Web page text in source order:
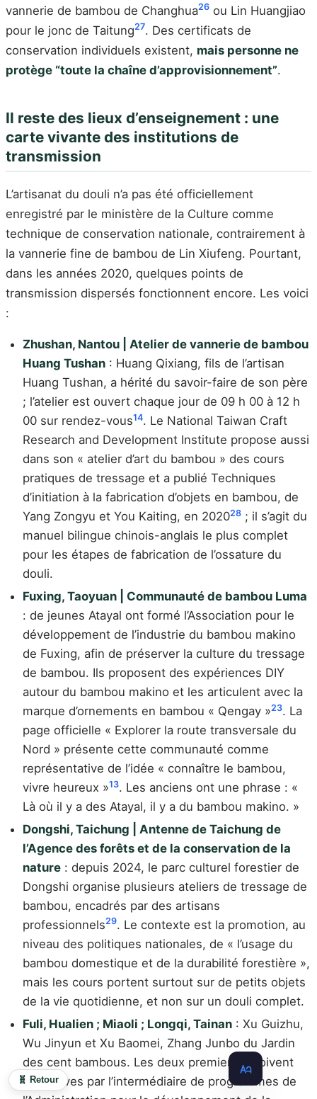
vannerie de bambou de Changhua26 ou Lin Huangjiao
pour le jonc de Taitung27. Des certificats de
conservation individuels existent, mais personne ne
protège “toute la chaîne d’approvisionnement”.
Il reste des lieux d’enseignement : une
carte vivante des institutions de
transmission
L’artisanat du douli n’a pas été officiellement
enregistré par le ministère de la Culture comme
technique de conservation nationale, contrairement à
la vannerie fine de bambou de Lin Xiufeng. Pourtant,
dans les années 2020, quelques points de
transmission dispersés fonctionnent encore. Les voici
:
Zhushan, Nantou | Atelier de vannerie de bambou
Huang Tushan : Huang Qixiang, fils de l’artisan
Huang Tushan, a hérité du savoir-faire de son père
; l’atelier est ouvert chaque jour de 09 h 00 à 12 h
00 sur rendez-vous14. Le National Taiwan Craft
Research and Development Institute propose aussi
dans son « atelier d’art du bambou » des cours
pratiques de tressage et a publié Techniques
d’initiation à la fabrication d’objets en bambou, de
Yang Zongyu et You Kaiting, en 202028 ; il s’agit du
manuel bilingue chinois-anglais le plus complet
pour les étapes de fabrication de l’ossature du
douli.
Fuxing, Taoyuan | Communauté de bambou Luma
: de jeunes Atayal ont formé l’Association pour le
développement de l’industrie du bambou makino
de Fuxing, afin de préserver la culture du tressage
de bambou. Ils proposent des expériences DIY
autour du bambou makino et les articulent avec la
marque d’ornements en bambou « Qengay »23. La
page officielle « Explorer la route transversale du
Nord » présente cette communauté comme
représentative de l’idée « connaître le bambou,
vivre heureux »13. Les anciens ont une phrase : «
Là où il y a des Atayal, il y a du bambou makino. »
Dongshi, Taichung | Antenne de Taichung de
l’Agence des forêts et de la conservation de la
nature : depuis 2024, le parc culturel forestier de
Dongshi organise plusieurs ateliers de tressage de
bambou, encadrés par des artisans
professionnels29. Le contexte est la promotion, au
niveau des politiques nationales, de « l’usage du
bambou domestique et de la durabilité forestière »,
mais les cours portent surtout sur de petits objets
de la vie quotidienne, et non sur un douli complet.
Fuli, Hualien ; Miaoli ; Longqi, Tainan : Xu Guizhu,
Wu Jinyun et Xu Baomei, Zhang Junbo du Jardin
des cent bambous. Les deux premiers reçoivent
des élèves par l’intermédiaire de programmes de
🧬 Retour